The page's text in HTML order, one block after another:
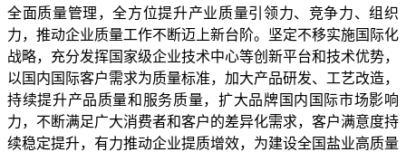
全面质量管理，全方位提升产业质量引领力、竞争力、组织
力，推动企业质量工作不断迈上新台阶。坚定不移实施国际化
战略，充分发挥国家级企业技术中心等创新平台和技术优势，
以国内国际客户需求为质量标准，加大产品研发、工艺改造，
持续提升产品质量和服务质量，扩大品牌国内国际市场影响
力，不断满足广大消费者和客户的差异化需求，客户满意度持
续稳定提升，有力推动企业提质增效，为建设全国盐业高质量